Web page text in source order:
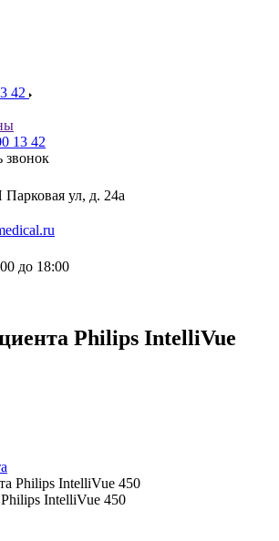
42
13 42
звонок
ул, д. 24а
до 18:00
Philips IntelliVue
Philips IntelliVue 450
IntelliVue 450